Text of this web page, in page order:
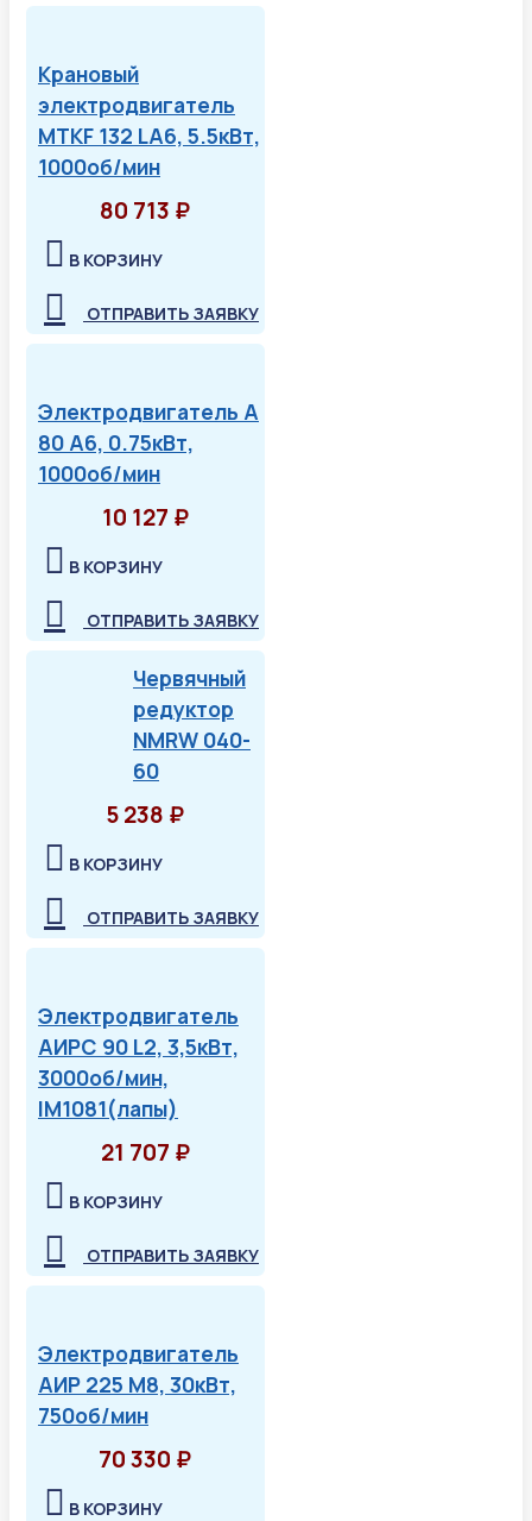
Крановый
электродвигатель
MTKF 132 LA6, 5.5кВт,
1000об/мин
80 713 ₽
В КОРЗИНУ
ОТПРАВИТЬ ЗАЯВКУ
Электродвигатель А
80 А6, 0.75кВт,
1000об/мин
10 127 ₽
В КОРЗИНУ
ОТПРАВИТЬ ЗАЯВКУ
Червячный
редуктор
NMRW 040-
60
5 238 ₽
В КОРЗИНУ
ОТПРАВИТЬ ЗАЯВКУ
Электродвигатель
АИРС 90 L2, 3,5кВт,
3000об/мин,
IM1081(лапы)
21 707 ₽
В КОРЗИНУ
ОТПРАВИТЬ ЗАЯВКУ
Электродвигатель
АИР 225 М8, 30кВт,
750об/мин
70 330 ₽
В КОРЗИНУ